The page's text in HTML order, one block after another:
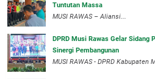
Tuntutan Massa
MUSI RAWAS – Aliansi...
DPRD Musi Rawas Gelar Sidang
Sinergi Pembangunan
MUSI RAWAS - DPRD Kabupaten